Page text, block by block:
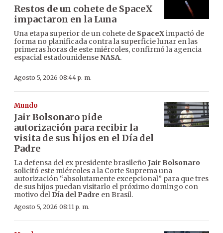
Restos de un cohete de SpaceX
impactaron en la Luna
Una etapa superior de un cohete de SpaceXimpactó de
forma no planificada contra la superficie lunar en las
primeras horas de este miércoles, confirmó la agencia
espacial estadounidenseNASA.
Agosto 5, 2026 08:44 p. m.
Mundo
Jair Bolsonaro pide
autorización para recibir la
visita de sus hijos en el Día del
Padre
La defensa del ex presidente brasileño Jair Bolsonaro
solicitó este miércoles a la Corte Suprema una
autorización “absolutamente excepcional” para que tres
de sus hijos puedan visitarlo el próximo domingo con
motivo del Día del Padre en Brasil.
Agosto 5, 2026 08:11 p. m.